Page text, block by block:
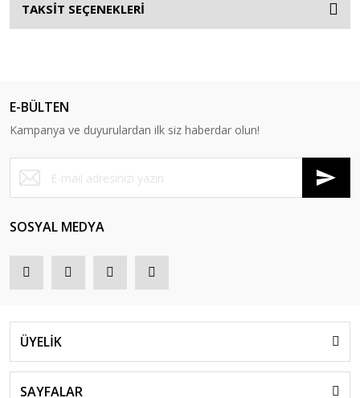
TAKSİT SEÇENEKLERİ
E-BÜLTEN
Kampanya ve duyurulardan ilk siz haberdar olun!
SOSYAL MEDYA
ÜYELİK
SAYFALAR